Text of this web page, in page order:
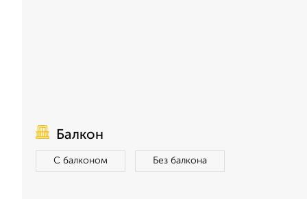
Балкон
С балконом Без балкона